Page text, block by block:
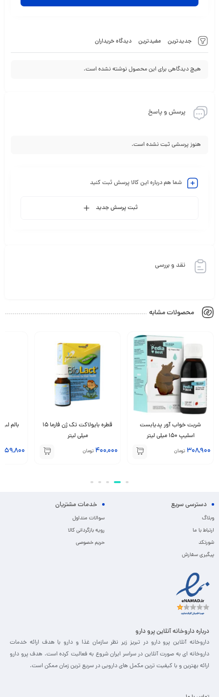
جدیدترین مفیدترین دیدگاه خریداران
هیچ دیدگاهی برای این محصول نوشته نشده است.
پرسش و پاسخ
هنوز پرسشی ثبت نشده است.
شما هم درباره این کالا پرسش ثبت کنید
ثبت پرسش جدید
نقد و بررسی
محصولات مشابه
شربت خواب آور پدیابست
اسلیپ 150 میلی لیتر
308,900 تومان
قطره بایولاکت تک ژن فارما 15
میلی لیتر
400,000 تومان 459,800
دسترسی سریع
وبلاگ
ارتباط با ما
شورتکد
پیگیری سفارش
خدمات مشتریان
سوالات متداول
رویه بازگردانی کالا
حریم خصوصی
درباره داروخانه آنلاین پرو دارو
داروخانه آنلاین پرو دارو در تبریز زیر نظر سازمان غذا و دارو با هدف ارائه خدمات
داروخانه ای به صورت آنلاین در سراسر ایران شروع به فعالیت کرده است. هدف پرو دارو
ارائه بهترین و با کیفیت ترین مکمل های دارویی در سریع ترین زمان ممکن است.